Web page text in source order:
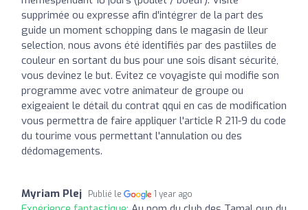
supprimée ou expresse afin d'intégrer de la part des
guide un moment schopping dans le magasin de lleur
selection, nous avons été identifiés par des pastiiles de
couleur en sortant du bus pour une sois disant sécurité,
vous devinez le but. Evitez ce voyagiste qui modifie son
programme avec votre animateur de groupe ou
exigeaient le détail du contrat qqui en cas de modification
vous permettra de faire appliquer l'article R 211-9 du code
du tourime vous permettant l'annulation ou des
dédomagements.
Myriam Plej Publié le 1 year ago